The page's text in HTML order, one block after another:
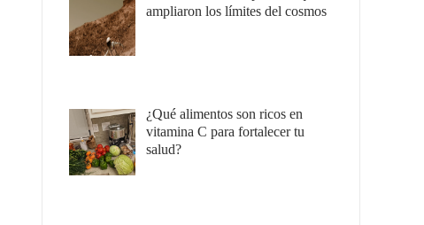
ampliaron los límites del cosmos
¿Qué alimentos son ricos en
vitamina C para fortalecer tu
salud?